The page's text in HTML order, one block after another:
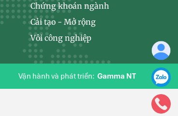
Chứng khoán ngành
Cải tạo - Mở rộng
Vôi công nghiệp
Vận hành và phát triển: Gamma NT